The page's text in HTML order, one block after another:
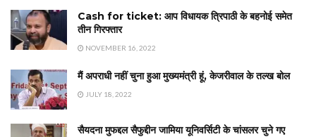
Cash for ticket: आप विधायक त्रिपाठी के बहनोई समेत
तीन गिरफ्तार
NOVEMBER 16, 2022
मैं अपराधी नहीं चुना हुआ मुख्यमंत्री हूं, केजरीवाल के तल्ख बोल
JULY 18, 2022
सैयदना मुफद्दल सैफुद्दीन जामिया यूनिवर्सिटी के चांसलर चुने गए